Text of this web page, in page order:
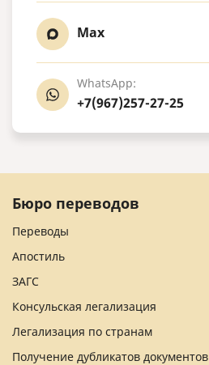
Max
WhatsApp:
+7(967)257-27-25
Бюро переводов
Переводы
Апостиль
ЗАГС
Консульская легализация
Легализация по странам
Получение дубликатов документов